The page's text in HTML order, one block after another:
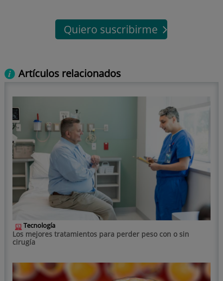
Quiero suscribirme
Artículos relacionados
Tecnología
Los mejores tratamientos para perder peso con o sin
cirugía